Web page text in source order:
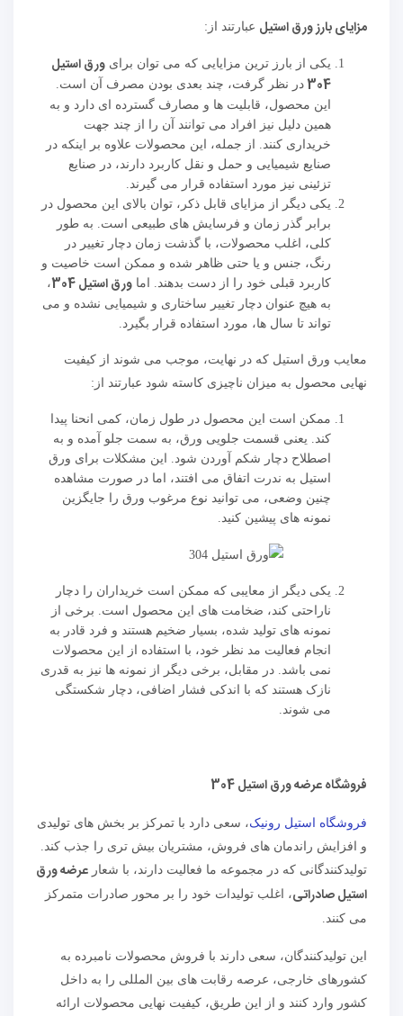
مزایای بارز ورق استیل عبارتند از:
یکی از بارز ترین مزایایی که می توان برای ورق استیل
304 در نظر گرفت، چند بعدی بودن مصرف آن است.
این محصول، قابلیت ها و مصارف گسترده ای دارد و به
همین دلیل نیز افراد می توانند آن را از چند جهت
خریداری کنند. از جمله، این محصولات علاوه بر اینکه در
صنایع شیمیایی و حمل و نقل کاربرد دارند، در صنایع
تزئینی نیز مورد استفاده قرار می گیرند.
یکی دیگر از مزایای قابل ذکر، توان بالای این محصول در
برابر گذر زمان و فرسایش های طبیعی است. به طور
کلی، اغلب محصولات، با گذشت زمان دچار تغییر در
رنگ، جنس و یا حتی ظاهر شده و ممکن است خاصیت و
کاربرد قبلی خود را از دست بدهند. اما ورق استیل 304
،
به هیچ عنوان دچار تغییر ساختاری و شیمیایی نشده و می
تواند تا سال ها، مورد استفاده قرار بگیرد.
معایب ورق استیل که در نهایت، موجب می شوند از کیفیت
نهایی محصول به میزان ناچیزی کاسته شود عبارتند از:
ممکن است این محصول در طول زمان، کمی انحنا پیدا
کند. یعنی قسمت جلویی ورق، به سمت جلو آمده و به
اصطلاح دچار شکم آوردن شود. این مشکلات برای ورق
استیل به ندرت اتفاق می افتند، اما در صورت مشاهده
چنین وضعی، می توانید نوع مرغوب ورق را جایگزین
نمونه های پیشین کنید.
یکی دیگر از معایبی که ممکن است خریداران را دچار
ناراحتی کند، ضخامت های این محصول است. برخی از
نمونه های تولید شده، بسیار ضخیم هستند و فرد قادر به
انجام فعالیت مد نظر خود، با استفاده از این محصولات
نمی باشد. در مقابل، برخی دیگر از نمونه ها نیز به قدری
نازک هستند که با اندکی فشار اضافی، دچار شکستگی
می شوند.
فروشگاه عرضه ورق استیل 304
فروشگاه استیل رونیک، سعی دارد با تمرکز بر بخش های تولیدی
و افزایش راندمان های فروش، مشتریان بیش تری را جذب کند.
تولیدکنندگانی که در مجموعه ما فعالیت دارند، با شعار عرضه ورق
استیل صادراتی، اغلب تولیدات خود را بر محور صادرات متمرکز
می کنند.
این تولیدکنندگان، سعی دارند با فروش محصولات نامبرده به
کشورهای خارجی، عرصه رقابت های بین المللی را به داخل
کشور وارد کنند و از این طریق، کیفیت نهایی محصولات ارائه